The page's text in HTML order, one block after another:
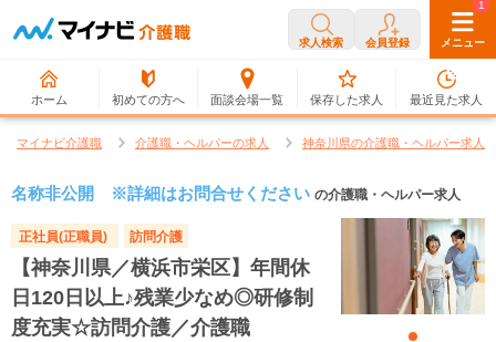
求人検索 会員登録 メニュー
ホーム 初めての方へ 面談会場一覧
0
保存した求人
1
最近見た求人
マイナビ介護職 介護職・ヘルパーの求人 神奈川県の介護職・ヘルパー求人
名称非公開 ※詳細はお問合せください の介護職・ヘルパー求人
正社員(正職員) 訪問介護
【神奈川県／横浜市栄区】年間休
日120日以上♪残業少なめ◎研修制
度充実☆訪問介護／介護職